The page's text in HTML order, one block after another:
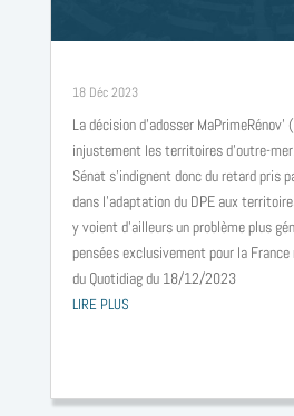
18 Déc 2023
La décision d’adosser
injustement les territoires d’outre-
Sénat s’indignent donc du retard pris
dans l’adaptation du DPE aux
y voient d’ailleurs un problème plus
pensées exclusivement pour la
du Quotidiag du 18/12/2023
LIRE PLUS